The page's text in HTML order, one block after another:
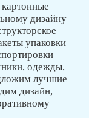
дизайну
упаковки
одежды,
лучшие
дизайн,